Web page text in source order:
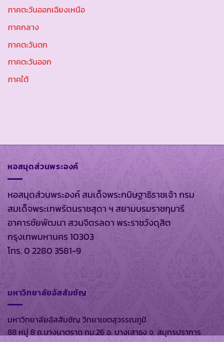
ภาคตะวันออกเฉียงเหนือ
ภาคกลาง
ภาคตะวันตก
ภาคตะวันออก
ภาคใต้
หอสมุดส่วนพระองค์
หอสมุดส่วนพระองค์ สมเด็จพระกนิษฐาธิราชเจ้า กรม
สมเด็จพระเทพรัตนราชสุดา ฯ สยามบรมราชกุมารี
อาคารชัยพัฒนา สวนจิตรลดา พระราชวังดุสิต
กรุงเทพมหานคร 10303
โทร. 0 2280 3581-9
มหาวิทยาลัยอัสสัมชัญ
มหาวิทยาลัยอัสสัมชัญ วิทยาเขตสุวรรณภูมิ
88 หมู่ 8 ถ.บางนาตราด กม.26 อ. บางเสาธง จ. สมุทรปราการ